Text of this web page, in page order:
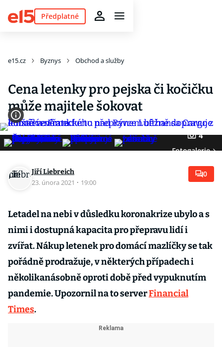
Předplatné
e15.cz Byznys Obchod a služby
Cena letenky pro pejska či kočičku
může majitele šokovat
4
Fotogalerie
Jiří Liebreich
23. února 2021 · 19:00
0
Letadel na nebi v důsledku koronakrize ubylo a s
nimi i dostupná kapacita pro přepravu lidí i
zvířat. Nákup letenek pro domácí mazlíčky se tak
pořádně prodražuje, v některých případech i
několikanásobně oproti době před vypuknutím
pandemie. Upozornil na to serverFinancial
Times.